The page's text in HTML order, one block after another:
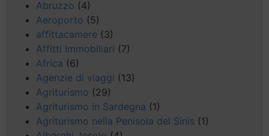
Abruzzo (4)
Aeroporto (5)
affittacamere (3)
Affitti Immobiliari (7)
Africa (6)
Agenzie di viaggi (13)
Agriturismo (29)
Agriturismo in Sardegna (1)
Agriturismo nella Penisola del Sinis (1)